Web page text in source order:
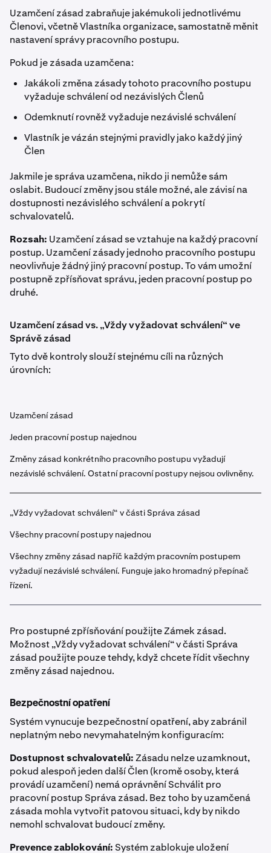
Uzamčení zásad zabraňuje jakémukoli jednotlivému
Členovi, včetně Vlastníka organizace, samostatně měnit
nastavení správy pracovního postupu.
Pokud je zásada uzamčena:
Jakákoli změna zásady tohoto pracovního postupu
vyžaduje schválení od nezávislých Členů
Odemknutí rovněž vyžaduje nezávislé schválení
Vlastník je vázán stejnými pravidly jako každý jiný
Člen
Jakmile je správa uzamčena, nikdo ji nemůže sám
oslabit. Budoucí změny jsou stále možné, ale závisí na
dostupnosti nezávislého schválení a pokrytí
schvalovatelů.
Rozsah: Uzamčení zásad se vztahuje na každý pracovní
postup. Uzamčení zásady jednoho pracovního postupu
neovlivňuje žádný jiný pracovní postup. To vám umožní
postupně zpřísňovat správu, jeden pracovní postup po
druhé.
Uzamčení zásad vs. „Vždy vyžadovat schválení“ ve
Správě zásad
Tyto dvě kontroly slouží stejnému cíli na různých
úrovních:
Uzamčení zásad
Jeden pracovní postup najednou
Změny zásad konkrétního pracovního postupu vyžadují
nezávislé schválení. Ostatní pracovní postupy nejsou ovlivněny.
„Vždy vyžadovat schválení“ v části Správa zásad
Všechny pracovní postupy najednou
Všechny změny zásad napříč každým pracovním postupem
vyžadují nezávislé schválení. Funguje jako hromadný přepínač
řízení.
Pro postupné zpřísňování použijte Zámek zásad.
Možnost „Vždy vyžadovat schválení“ v části Správa
zásad použijte pouze tehdy, když chcete řídit všechny
změny zásad najednou.
Bezpečnostní opatření
Systém vynucuje bezpečnostní opatření, aby zabránil
neplatným nebo nevymahatelným konfiguracím:
Dostupnost schvalovatelů:Zásadu nelze uzamknout,
pokud alespoň jeden další Člen (kromě osoby, která
provádí uzamčení) nemá oprávnění Schválit pro
pracovní postup Správa zásad. Bez toho by uzamčená
zásada mohla vytvořit patovou situaci, kdy by nikdo
nemohl schvalovat budoucí změny.
Prevence zablokování:Systém zablokuje uložení